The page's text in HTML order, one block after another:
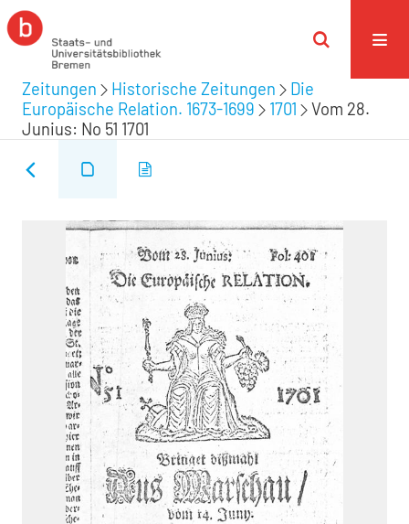
Zeitungen Historische Zeitungen
Die
Europäische Relation. 1673-1699
1701
Vom 28.
Junius: No 51 1701